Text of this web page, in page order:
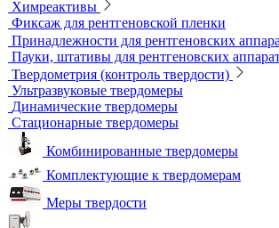
Принадлежности для рентгенографии
Гибкие кассеты для рентгеновской пленки
Литеры маркировочные
Магнитные держатели для рентгеновской
Маркировочные знаки для
Проволочные эталоны чувствительности
Универсальный шаблон радиографа
Эталоны чувствительности канавочные
Резаки
Рентгеновская плёнка
Рентгеновские аппараты постоянного
Усиливающие экраны
Химреактивы
Фиксаж для рентгеновской пленки